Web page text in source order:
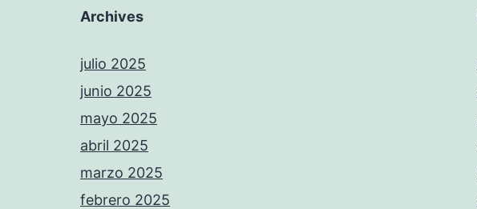
Archives
julio 2025
junio 2025
mayo 2025
abril 2025
marzo 2025
febrero 2025